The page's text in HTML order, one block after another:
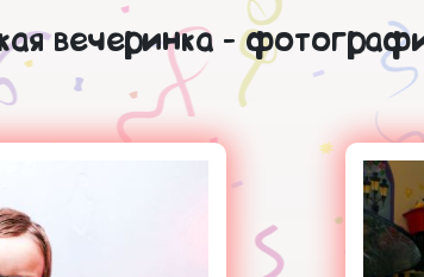
вечеринка -